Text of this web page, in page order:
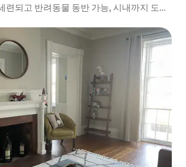
련되고 반려동물 동반 가능, 시내까지 도보